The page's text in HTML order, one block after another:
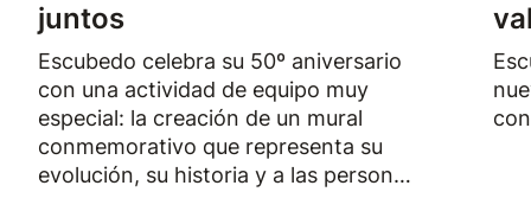
juntos
Escubedo celebra su 50º aniversario
con una actividad de equipo muy
especial: la creación de un mural
conmemorativo que representa su
evolución, su historia y a las personas